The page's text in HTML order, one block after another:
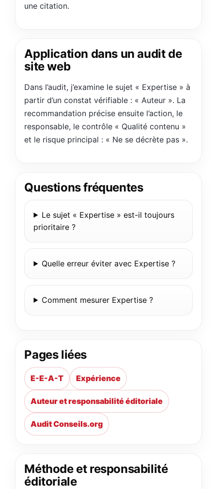
une citation.
Application dans un audit de
site web
Dans l’audit, j’examine le sujet « Expertise » à
partir d’un constat vérifiable : « Auteur ». La
recommandation précise ensuite l’action, le
responsable, le contrôle « Qualité contenu »
et le risque principal : « Ne se décrète pas ».
Questions fréquentes
Le sujet « Expertise » est-il toujours
prioritaire ?
Quelle erreur éviter avec Expertise ?
Comment mesurer Expertise ?
Pages liées
E-E-A-T Expérience
Auteur et responsabilité éditoriale
Audit Conseils.org
Méthode et responsabilité
éditoriale